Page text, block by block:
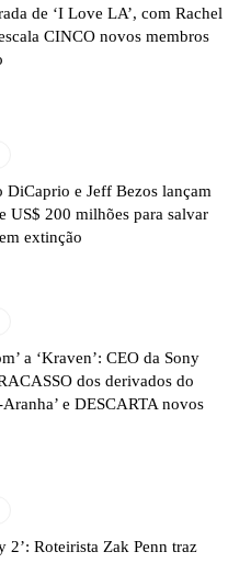
de ‘I Love LA’, com Rachel
CINCO novos membros
DiCaprio e Jeff Bezos lançam
US$ 200 milhões para salvar
extinção
a ‘Kraven’: CEO da Sony
dos derivados do
Aranha’ e DESCARTA novos
2’: Roteirista Zak Penn traz